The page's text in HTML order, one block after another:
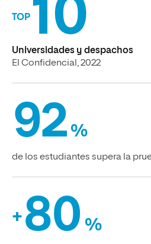
TOP 10
Universidades y despachos
El Confidencial, 2022
92 %
de los estudiantes supera la
+ 80 %